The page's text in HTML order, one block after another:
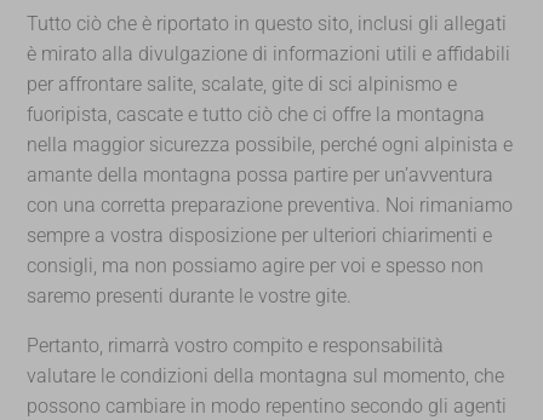
Tutto ciò che è riportato in questo sito, inclusi gli allegati
è mirato alla divulgazione di informazioni utili e affidabili
per affrontare salite, scalate, gite di sci alpinismo e
fuoripista, cascate e tutto ciò che ci offre la montagna
nella maggior sicurezza possibile, perché ogni alpinista e
amante della montagna possa partire per un’avventura
con una corretta preparazione preventiva. Noi rimaniamo
sempre a vostra disposizione per ulteriori chiarimenti e
consigli, ma non possiamo agire per voi e spesso non
saremo presenti durante le vostre gite.
Pertanto, rimarrà vostro compito e responsabilità
valutare le condizioni della montagna sul momento, che
possono cambiare in modo repentino secondo gli agenti